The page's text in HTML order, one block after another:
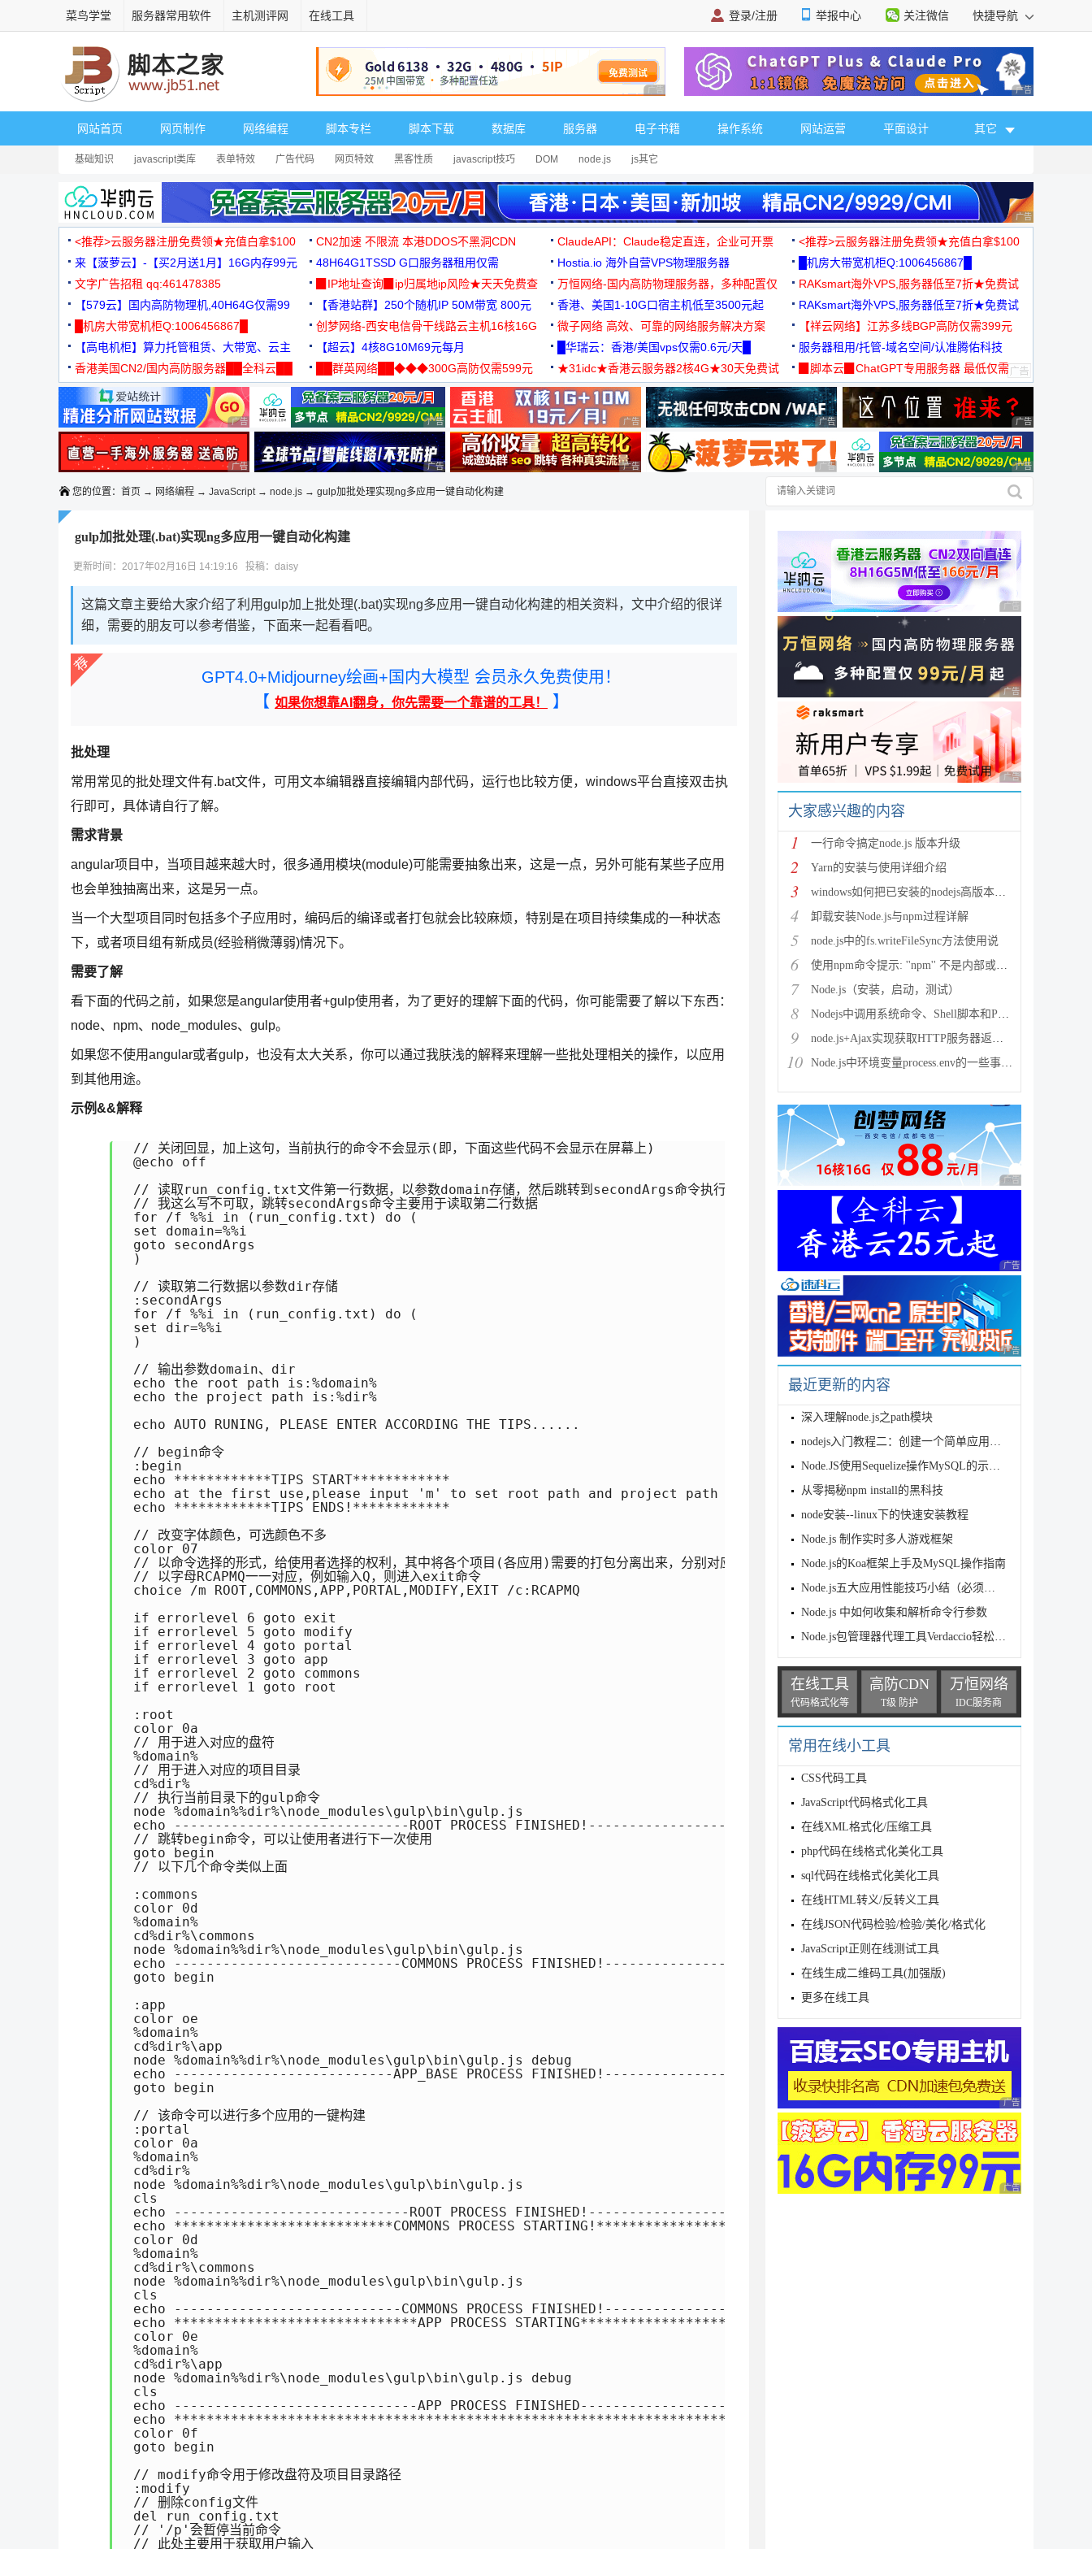
菜鸟学堂 服务器常用软件 主机测评网 在线工具 登录/注册 举报中心 关注微信 快捷导航
广告 商业广告，理性选择 广告 商业广告，理
网站首页 网页制作 网络编程 脚本专栏 脚本下载 数据库 服务器 电子书籍 操作系统 网站运营 平面设计 其它
基础知识 javascript类库 表单特效 广告代码 网页特效 黑客性质 javascript技巧 DOM node.js js其它
广告 商业广告，理
<推荐>云服务器注册免费领★充值白拿$100 CN2加速 不限流 本港DDOS不黑洞CDN ClaudeAPI：Claude稳定直连，企业可开票
<推荐>云服务器注册免费领★充值白拿$100
来【菠萝云】-【买2月送1月】16G内存99元
48H64G1TSSD G口服务器租用仅需
3000+可免费测试
Hostia.io 海外自营VPS物理服务器
█机房大带宽机柜Q:1006456867█
文字广告招租 qq:461478385
▉IP地址查询▉ip归属地ip风险★天天免费查
万恒网络-国内高防物理服务器，多种配置仅
99元/月起
RAKsmart海外VPS,服务器低至7折★免费试
用★
【579云】国内高防物理机,40H64G仅需99
元
【香港站群】250个随机IP 50M带宽 800元 香港、美国1-10G口宿主机低至3500元起
RAKsmart海外VPS,服务器低至7折★免费试
用★
█机房大带宽机柜Q:1006456867█
创梦网络-西安电信骨干线路云主机16核16G
88元/月
微子网络 高效、可靠的网络服务解决方案
【祥云网络】江苏多线BGP高防仅需399元
【高电机柜】算力托管租赁、大带宽、云主
机
【超云】4核8G10M69元每月 █华瑞云：香港/美国vps仅需0.6元/天█
服务器租用/托管-域名空间/认准腾佑科技
香港美国CN2/国内高防服务器██全科云██
██群英网络██◆◆◆300G高防仅需599元
◆◆◆
★31idc★香港云服务器2核4G★30天免费试
用◆
▉脚本云▉ChatGPT专用服务器 最低仅需
19元/月
广告 商业广告，理性选择 广告 商业广告，理性选择 广告 商业广告，理性选择 广告 商业广告，理性选择 广告 商业广告，理
广告 商业广告，理性选择 广告 商业广告，理性选择 广告 商业广告，理性选择 广告 商业广告，理性选择 广告 商业广告，理
您的位置： 首页 → 网络编程 → JavaScript→ node.js → gulp加批处理实现ng多应用一键自动化构建
gulp加批处理(.bat)实现ng多应用一键自动化构建
更新时间：2017年02月16日 14:19:16 投稿：daisy
这篇文章主要给大家介绍了利用gulp加上批处理(.bat)实现ng多应用一键自动化构建的相关资料，文中介绍的很详
细，需要的朋友可以参考借鉴，下面来一起看看吧。
GPT4.0+Midjourney绘画+国内大模型 会员永久免费使用！
【 如果你想靠AI翻身，你先需要一个靠谱的工具！ 】
批处理
常用常见的批处理文件有.bat文件，可用文本编辑器直接编辑内部代码，运行也比较方便，windows平台直接双击执
行即可，具体请自行了解。
需求背景
angular项目中，当项目越来越大时，很多通用模块(module)可能需要抽象出来，这是一点，另外可能有某些子应用
也会单独抽离出来，这是另一点。
当一个大型项目同时包括多个子应用时，编码后的编译或者打包就会比较麻烦，特别是在项目持续集成的一种状态
下，或者项目组有新成员(经验稍微薄弱)情况下。
需要了解
看下面的代码之前，如果您是angular使用者+gulp使用者，为了更好的理解下面的代码，你可能需要了解以下东西：
node、npm、node_modules、gulp。
如果您不使用angular或者gulp，也没有太大关系，你可以通过我肤浅的解释来理解一些批处理相关的操作，以应用
到其他用途。
示例&&解释
// 关闭回显，加上这句，当前执行的命令不会显示(即，下面这些代码不会显示在屏幕上)
@echo off
// 读取run_config.txt文件第一行数据，以参数domain存储，然后跳转到secondArgs命令执行
// 我这么写不可取，跳转secondArgs命令主要用于读取第二行数据
for /f %%i in (run_config.txt) do (
set domain=%%i
goto secondArgs
)
// 读取第二行数据以参数dir存储
:secondArgs
for /f %%i in (run_config.txt) do (
set dir=%%i
)
// 输出参数domain、dir
echo the root path is:%domain%
echo the project path is:%dir%
echo AUTO RUNING, PLEASE ENTER ACCORDING THE TIPS......
// begin命令
:begin
echo ************TIPS START************
echo at the first use,please input 'm' to set root path and project path according the tips.
echo ************TIPS ENDS!************
// 改变字体颜色，可选颜色不多
color 07
// 以命令选择的形式，给使用者选择的权利，其中将各个项目(各应用)需要的打包分离出来，分别对应相应的自动化构建脚本命令
// 以字母RCAPMQ一一对应，例如输入Q，则进入exit命令
choice /m ROOT,COMMONS,APP,PORTAL,MODIFY,EXIT /c:RCAPMQ
if errorlevel 6 goto exit
if errorlevel 5 goto modify
if errorlevel 4 goto portal
if errorlevel 3 goto app
if errorlevel 2 goto commons
if errorlevel 1 goto root
:root
color 0a
// 用于进入对应的盘符
%domain%
// 用于进入对应的项目目录
cd%dir%
// 执行当前目录下的gulp命令
node %domain%%dir%\node_modules\gulp\bin\gulp.js
echo -----------------------------ROOT PROCESS FINISHED!----------------------------
// 跳转begin命令，可以让使用者进行下一次使用
goto begin
// 以下几个命令类似上面
:commons
color 0d
%domain%
cd%dir%\commons
node %domain%%dir%\node_modules\gulp\bin\gulp.js
echo ----------------------------COMMONS PROCESS FINISHED!--------------------------
goto begin
:app
color oe
%domain%
cd%dir%\app
node %domain%%dir%\node_modules\gulp\bin\gulp.js debug
echo ---------------------------APP_BASE PROCESS FINISHED!--------------------------
goto begin
// 该命令可以进行多个应用的一键构建
:portal
color 0a
%domain%
cd%dir%
node %domain%%dir%\node_modules\gulp\bin\gulp.js
cls
echo -----------------------------ROOT PROCESS FINISHED!----------------------------
echo ***************************COMMONS PROCESS STARTING!***************************
color 0d
%domain%
cd%dir%\commons
node %domain%%dir%\node_modules\gulp\bin\gulp.js
cls
echo ----------------------------COMMONS PROCESS FINISHED!--------------------------
echo ******************************APP PROCESS STARTING*****************************
color 0e
%domain%
cd%dir%\app
node %domain%%dir%\node_modules\gulp\bin\gulp.js debug
cls
echo ------------------------------APP PROCESS FINISHED-----------------------------
echo *******************************************************************************
color 0f
goto begin
// modify命令用于修改盘符及项目目录路径
:modify
// 删除config文件
del run_config.txt
// '/p'会暂停当前命令
// 此处主要用于获取用户输入
广告 商业广告，理性
广告 商业广告，理性
广告 商业广告，理性
大家感兴趣的内容
1 一行命令搞定node.js 版本升级
2 Yarn的安装与使用详细介绍
3 windows如何把已安装的nodejs高版本降级为低版本(
4 卸载安装Node.js与npm过程详解
5 node.js中的fs.writeFileSync方法使用说
6 使用npm命令提示: ''npm'' 不是内部或外部命令,也
7 Node.js（安装，启动，测试）
8 Nodejs中调用系统命令、Shell脚本和Python脚本
9 node.js+Ajax实现获取HTTP服务器返回数据
10 Node.js中环境变量process.env的一些事详解
广告 商业广告，理性
广告 商业广告，理性
广告 商业广告，理性
最近更新的内容
深入理解node.js之path模块
nodejs入门教程二：创建一个简单应用示例
Node.JS使用Sequelize操作MySQL的示例代码
从零揭秘npm install的黑科技
node安装--linux下的快速安装教程
Node.js 制作实时多人游戏框架
Node.js的Koa框架上手及MySQL操作指南
Node.js五大应用性能技巧小结（必须收藏）
Node.js 中如何收集和解析命令行参数
Node.js包管理器代理工具Verdaccio轻松创建管理本地npm包仓库
在线工具
代码格式化等
高防CDN
T级 防护
万恒网络
IDC服务商
常用在线小工具
CSS代码工具
JavaScript代码格式化工具
在线XML格式化/压缩工具
php代码在线格式化美化工具
sql代码在线格式化美化工具
在线HTML转义/反转义工具
在线JSON代码检验/检验/美化/格式化
JavaScript正则在线测试工具
在线生成二维码工具(加强版)
更多在线工具
广告 商业广告，理性
广告 商业广告，理性